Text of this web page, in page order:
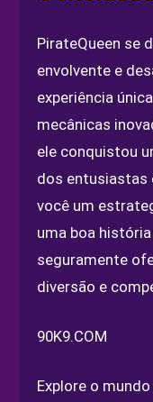
PirateQueen se
envolvente e
experiência
mecânicas
ele conquistou
dos entusiastas
você um
uma boa
seguramente
diversão e
90K9.COM
Explore o